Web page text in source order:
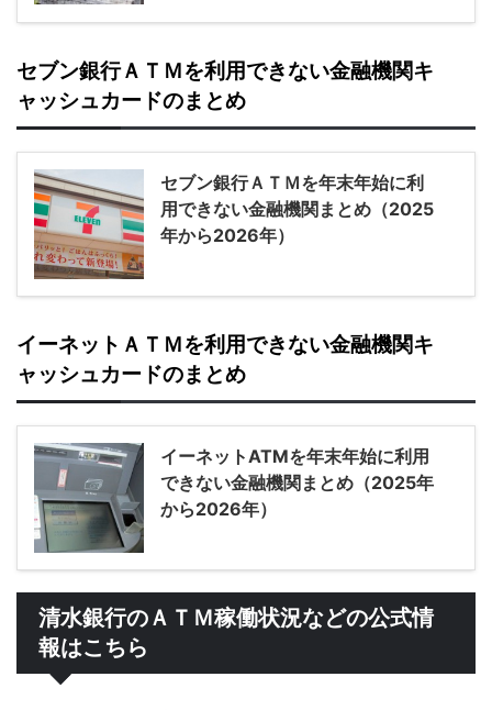
セブン銀行ＡＴＭを利用できない金融機関キ
ャッシュカードのまとめ
セブン銀行ＡＴＭを年末年始に利
用できない金融機関まとめ（2025
年から2026年）
イーネットＡＴＭを利用できない金融機関キ
ャッシュカードのまとめ
イーネットATMを年末年始に利用
できない金融機関まとめ（2025年
から2026年）
清水銀行のＡＴＭ稼働状況などの公式情
報はこちら